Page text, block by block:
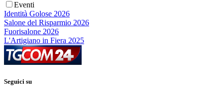
Eventi
Identità Golose 2026
Salone del Risparmio 2026
Fuorisalone 2026
L'Artigiano in Fiera 2025
Seguici su